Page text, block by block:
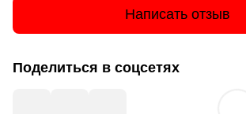
Написать отзыв
Поделиться в соцсетях